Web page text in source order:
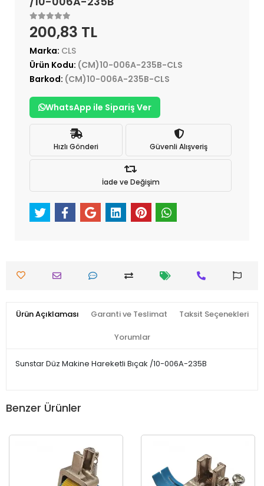
200,83 TL
Marka: CLS
Ürün Kodu: (CM)10-006A-235B-CLS
Barkod: (CM)10-006A-235B-CLS
WhatsApp ile Sipariş Ver
Hızlı Gönderi Güvenli Alışveriş
İade ve Değişim
Ürün Açıklaması Garanti ve Teslimat Taksit Seçenekleri
Yorumlar
Sunstar Düz Makine Hareketli Bıçak /10-006A-235B
Benzer Ürünler